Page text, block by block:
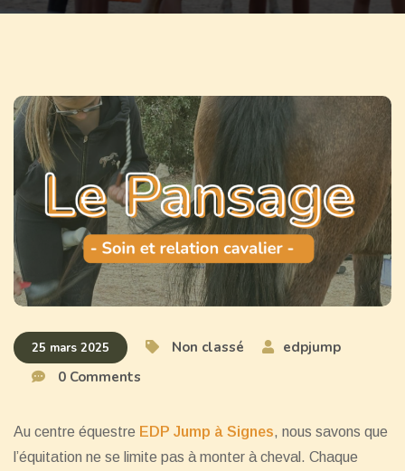
25 mars 2025 Non classé
edpjump
0 Comments
Au centre équestre EDP Jump à Signes, nous savons que
l’équitation ne se limite pas à monter à cheval. Chaque